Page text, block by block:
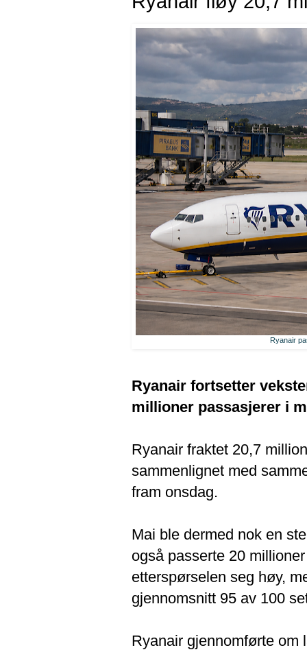
Ryanair
Ryanair fortsetter
millioner passasjerer i
Ryanair fraktet 20,7
sammenlignet med
fram onsdag.
Mai ble dermed nok en
også passerte 20
etterspørselen seg høy,
gjennomsnitt 95 av 100
Ryanair gjennomførte om